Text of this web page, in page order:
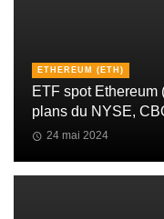
ETHEREUM (ETH)
ETF spot
plans du NYSE,
24 mai 2024